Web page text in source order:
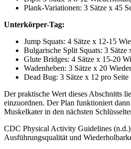
Plank-Variationen: 3 Sätze x 45
Unterkörper-Tag:
Jump Squats: 4 Sätze x 12-15
Bulgarische Split Squats: 3 Sätze
Glute Bridges: 4 Sätze x 15-20
Wadenheben: 3 Sätze x 20
Dead Bug: 3 Sätze x 12 pro Seite
Der praktische Wert dieses Abschnitts
einzuordnen. Der Plan funktioniert
Muskelkater in den nächsten
CDC Physical Activity Guidelines (n.d.)
Ausführungsqualität und